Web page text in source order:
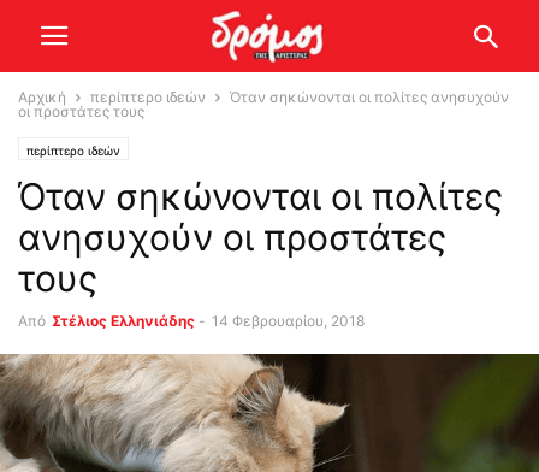
Αρχική περίπτερο ιδεών
Όταν σηκώνονται οι πολίτες ανησυχούν
οι προστάτες τους
περίπτερο ιδεών
Όταν σηκώνονται οι πολίτες
ανησυχούν οι προστάτες
τους
Από Στέλιος Ελληνιάδης - 14 Φεβρουαρίου, 2018